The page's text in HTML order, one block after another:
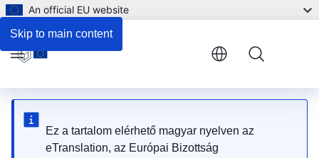
Skip to main content
An official EU website
Ez a tartalom elérhető magyar nyelven az
eTranslation, az Európai Bizottság
Menu